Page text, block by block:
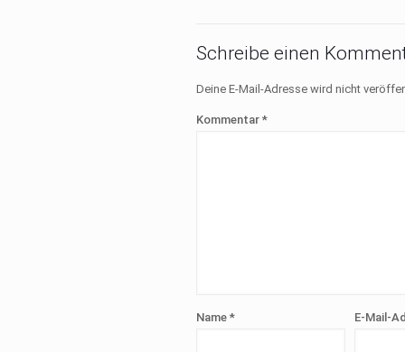
Schreibe einen
Deine E-Mail-Adresse wird nicht
Kommentar *
Name * E-Mail-